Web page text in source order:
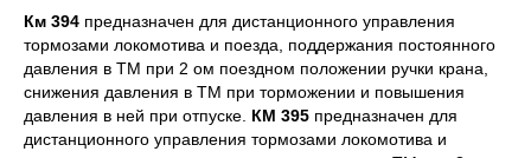
Км 394 предназначен для дистанционного управления
тормозами локомотива и поезда, поддержания постоянного
давления в ТМ при 2 ом поездном положении ручки крана,
снижения давления в ТМ при торможении и повышения
давления в ней при отпуске. КМ 395 предназначен для
дистанционного управления тормозами локомотива и